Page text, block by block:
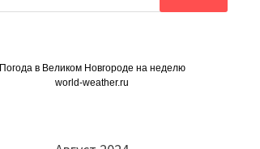
Погода в Великом Новгороде на неделю
world-weather.ru